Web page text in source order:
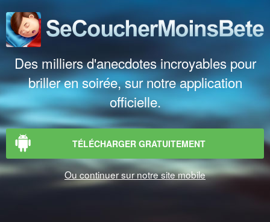
Des milliers d'anecdotes incroyables pour
briller en soirée, sur notre application
officielle.
TÉLÉCHARGER GRATUITEMENT
Ou continuer sur notre site mobile